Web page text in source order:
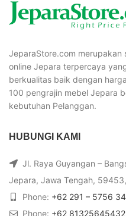
JeparaStore.com
online Jepara terpercaya
berkualitas baik dengan
100 pengrajin mebel Jepara
kebutuhan Pelanggan.
HUBUNGI KAMI
Jl. Raya Guyangan –
Jepara, Jawa Tengah,
Phone: +62 291 – 5756
Phone: +62 81325645432